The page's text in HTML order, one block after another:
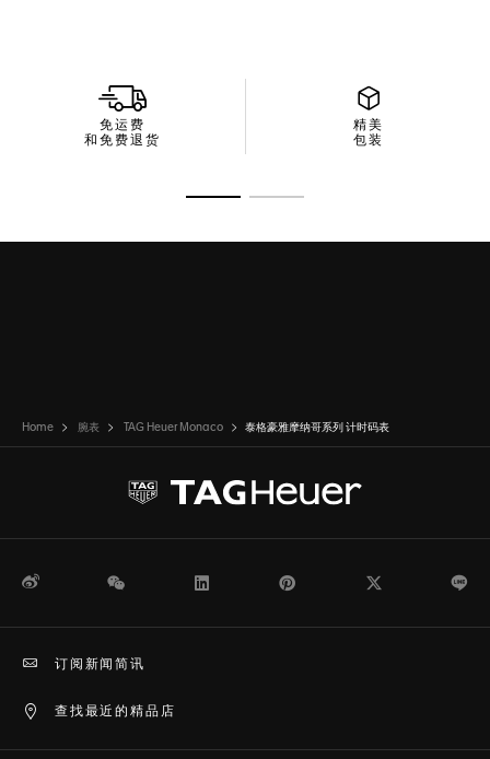
免运费
和免费退货
精美
包装
Home 腕表 TAG Heuer Monaco 泰格豪雅摩纳哥系列 计时码表
微博 WeChat Pinterest
查找最近的精品店
订阅新闻简讯